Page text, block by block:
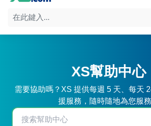
XS幫助中心
需要協助嗎？XS 提供每週 5 天、每天
援服務，隨時隨地為您服務